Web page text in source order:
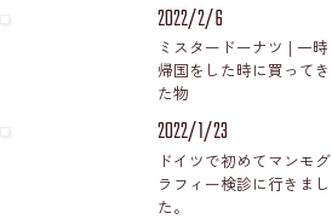
2022/2/6
ミスタードーナツ | 一時
帰国をした時に買ってき
た物
2022/1/23
ドイツで初めてマンモグ
ラフィー検診に行きまし
た。